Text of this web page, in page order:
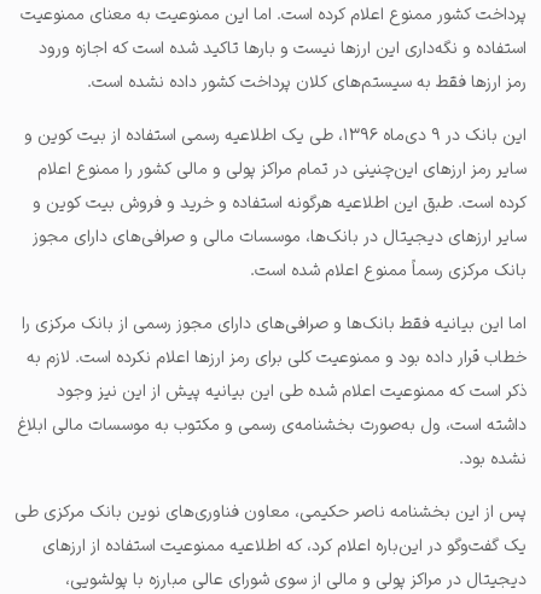
پرداخت کشور ممنوع اعلام کرده است. اما این ممنوعیت به معنای ممنوعیت
استفاده و نگه‌داری این ارزها نیست و بارها تاکید شده است که اجازه ورود
رمز ارزها فقط به سیستم‌های کلان پرداخت کشور داده نشده است.
این بانک در ۹ دی‌ماه ۱۳۹۶، طی یک اطلاعیه رسمی استفاده از بیت کوین و
سایر رمز ارزهای این‌چنینی در تمام مراکز پولی و مالی کشور را ممنوع اعلام
کرده است. طبق این اطلاعیه هرگونه استفاده و خرید و فروش بیت کوین و
سایر ارزهای دیجیتال در بانک‌ها، موسسات مالی و صرافی‌های دارای مجوز
بانک مرکزی رسماً ممنوع اعلام شده است.
اما این بیانیه فقط بانک‌ها و صرافی‌های دارای مجوز رسمی از بانک مرکزی را
خطاب قرار داده بود و ممنوعیت کلی برای رمز ارزها اعلام نکرده است. لازم به
ذکر است که ممنوعیت اعلام شده طی این بیانیه پیش از این نیز وجود
داشته است، ول به‌صورت بخشنامه‌ی رسمی و مکتوب به موسسات مالی ابلاغ
نشده بود.
پس از این بخشنامه ناصر حکیمی، معاون فناوری‌های نوین بانک مرکزی طی
یک گفت‌و‌گو در این‌‌باره اعلام کرد، که اطلاعیه ممنوعیت استفاده از ارزهای
دیجیتال در مراکز پولی و مالی از سوی شورای عالی مبارزه با پولشویی،